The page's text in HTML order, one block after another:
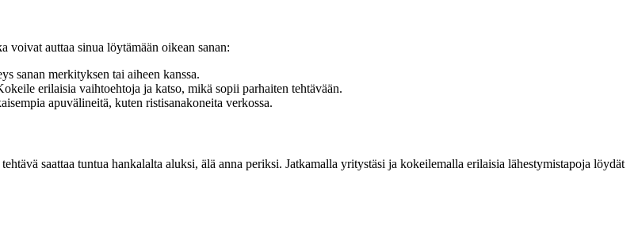
voivat auttaa sinua löytämään oikean sanan:
sanan merkityksen tai aiheen kanssa.
erilaisia vaihtoehtoja ja katso, mikä sopii parhaiten tehtävään.
apuvälineitä, kuten ristisanakoneita verkossa.
saattaa tuntua hankalalta aluksi, älä anna periksi. Jatkamalla yritystäsi ja kokeilemalla erilaisia lähestymistapoja löydät